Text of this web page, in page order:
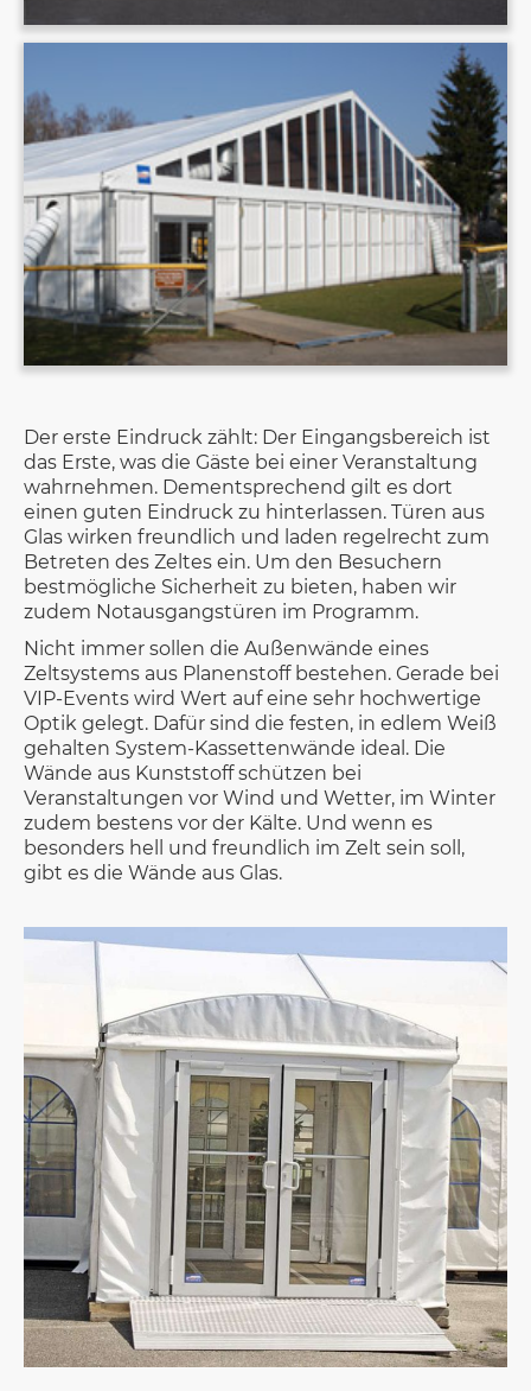
Der erste Eindruck zählt: Der Eingangsbereich ist
das Erste, was die Gäste bei einer Veranstaltung
wahrnehmen. Dementsprechend gilt es dort
einen guten Eindruck zu hinterlassen. Türen aus
Glas wirken freundlich und laden regelrecht zum
Betreten des Zeltes ein. Um den Besuchern
bestmögliche Sicherheit zu bieten, haben wir
zudem Notausgangstüren im Programm.
Nicht immer sollen die Außenwände eines
Zeltsystems aus Planenstoff bestehen. Gerade bei
VIP-Events wird Wert auf eine sehr hochwertige
Optik gelegt. Dafür sind die festen, in edlem Weiß
gehalten System-Kassettenwände ideal. Die
Wände aus Kunststoff schützen bei
Veranstaltungen vor Wind und Wetter, im Winter
zudem bestens vor der Kälte. Und wenn es
besonders hell und freundlich im Zelt sein soll,
gibt es die Wände aus Glas.